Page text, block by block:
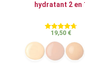
hydratant 2 en
Note
4.67
sur 5
19,50 €